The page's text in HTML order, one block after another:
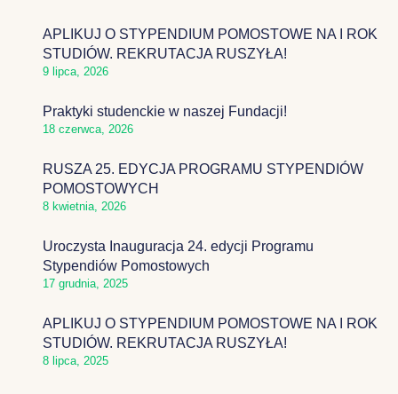
APLIKUJ O STYPENDIUM POMOSTOWE NA I ROK
STUDIÓW. REKRUTACJA RUSZYŁA!
9 lipca, 2026
Praktyki studenckie w naszej Fundacji!
18 czerwca, 2026
RUSZA 25. EDYCJA PROGRAMU STYPENDIÓW
POMOSTOWYCH
8 kwietnia, 2026
Uroczysta Inauguracja 24. edycji Programu
Stypendiów Pomostowych
17 grudnia, 2025
APLIKUJ O STYPENDIUM POMOSTOWE NA I ROK
STUDIÓW. REKRUTACJA RUSZYŁA!
8 lipca, 2025